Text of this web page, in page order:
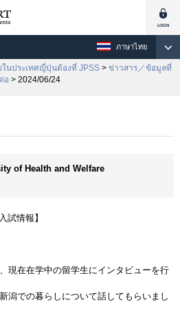
ภาษาไทย
ประเทศญี่ปุ่นต้องที่ JPSS > ข่าวสาร／ข้อมูลที่
อ > 2024/06/24
of Health and Welfare
試情報】
現在在学中の留学生にインタビューを行
潟での暮らしについて話してもらいまし